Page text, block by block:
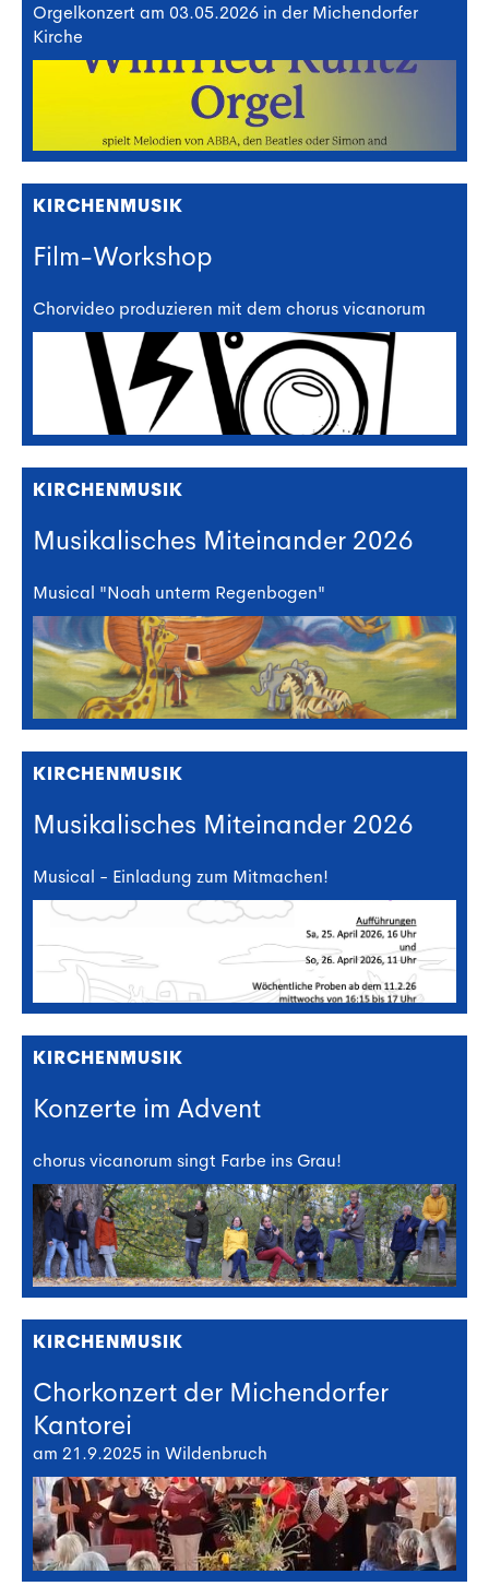
Orgelkonzert am 03.05.2026 in der Michendorfer
Kirche
KIRCHENMUSIK
Film-Workshop
Chorvideo produzieren mit dem chorus vicanorum
KIRCHENMUSIK
Musikalisches Miteinander 2026
Musical "Noah unterm Regenbogen"
KIRCHENMUSIK
Musikalisches Miteinander 2026
Musical - Einladung zum Mitmachen!
KIRCHENMUSIK
Konzerte im Advent
chorus vicanorum singt Farbe ins Grau!
KIRCHENMUSIK
Chorkonzert der Michendorfer
Kantorei
am 21.9.2025 in Wildenbruch